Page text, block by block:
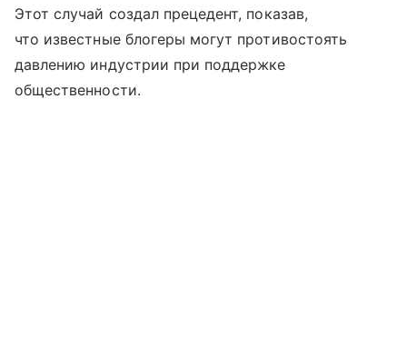
Этот случай создал прецедент, показав,
что известные блогеры могут противостоять
давлению индустрии при поддержке
общественности.